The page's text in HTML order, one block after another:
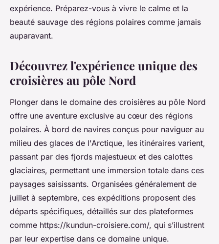
expérience. Préparez-vous à vivre le calme et la
beauté sauvage des régions polaires comme jamais
auparavant.
Découvrez l'expérience unique des
croisières au pôle Nord
Plonger dans le domaine des croisières au pôle Nord
offre une aventure exclusive au cœur des régions
polaires. À bord de navires conçus pour naviguer au
milieu des glaces de l'Arctique, les itinéraires varient,
passant par des fjords majestueux et des calottes
glaciaires, permettant une immersion totale dans ces
paysages saisissants. Organisées généralement de
juillet à septembre, ces expéditions proposent des
départs spécifiques, détaillés sur des plateformes
comme https://kundun-croisiere.com/, qui s’illustrent
par leur expertise dans ce domaine unique.